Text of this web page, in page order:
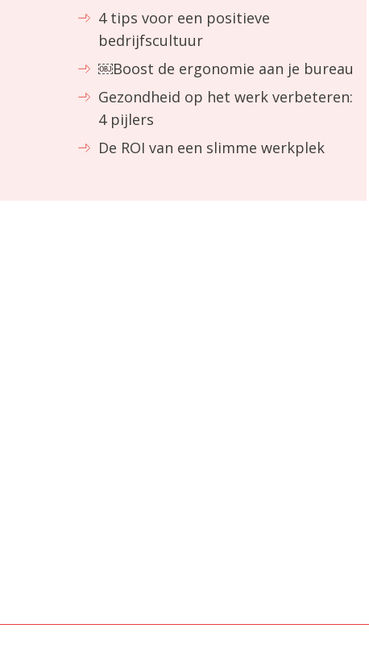
4 tips voor een positieve
bedrijfscultuur
￼Boost de ergonomie aan je bureau
Gezondheid op het werk verbeteren:
4 pijlers
De ROI van een slimme werkplek